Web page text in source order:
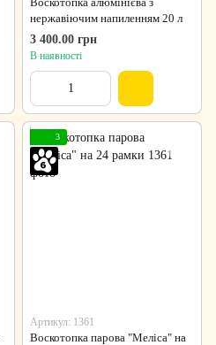
нержавіючим напиленням 20 л
3 400.00 грн
В наявності
3
Артикул: 1361
Воскотопка парова "Меліса" на